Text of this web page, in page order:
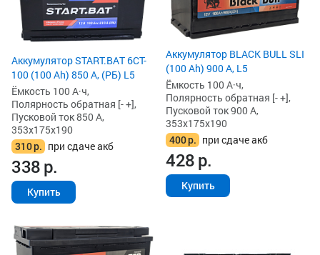
Аккумулятор START.BAT 6CT-
100 (100 Ah) 850 А, (РБ) L5
Ёмкость 100 А·ч,
Полярность обратная [- +],
Пусковой ток 850 А,
353x175x190
310р. при сдаче акб
338р.
Купить
Аккумулятор BLACK BULL SLI
(100 Ah) 900 А, L5
Ёмкость 100 А·ч,
Полярность обратная [- +],
Пусковой ток 900 А,
353x175x190
400р. при сдаче акб
428р.
Купить